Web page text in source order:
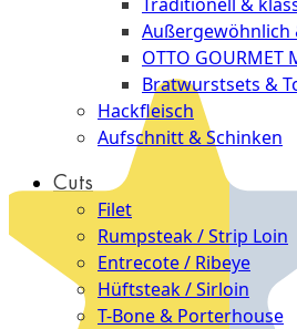
Außergewöhnlich
OTTO
Bratwurstsets &
Hackfleisch
Aufschnitt & Schinken
Cuts
Filet
Rumpsteak / Strip Loin
Entrecote / Ribeye
Hüftsteak / Sirloin
T-Bone & Porterhouse